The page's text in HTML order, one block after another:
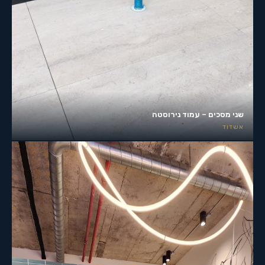
שני מסכים – עמוד נירוסטה
אשדוד